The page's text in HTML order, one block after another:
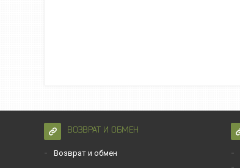
ВОЗВРАТ И ОБМЕН
Возврат и обмен